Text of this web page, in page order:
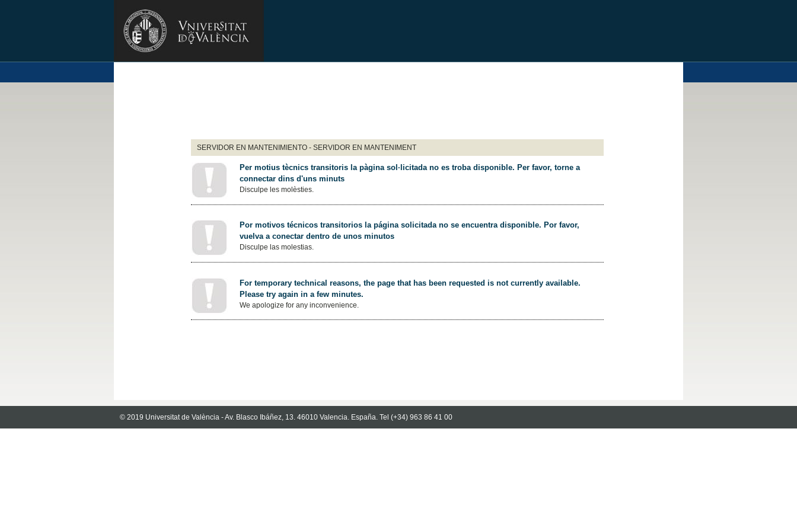
SERVIDOR EN MANTENIMIENTO - SERVIDOR EN MANTENIMENT
Per motius tècnics transitoris la pàgina sol·licitada no es troba disponible. Per favor, torne a
connectar dins d'uns minuts
Disculpe les molèsties.
Por motivos técnicos transitorios la página solicitada no se encuentra disponible. Por favor,
vuelva a conectar dentro de unos minutos
Disculpe las molestias.
For temporary technical reasons, the page that has been requested is not currently available.
Please try again in a few minutes.
We apologize for any inconvenience.
© 2019 Universitat de València - Av. Blasco Ibáñez, 13. 46010 Valencia. España. Tel (+34) 963 86 41 00